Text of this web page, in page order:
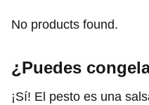
No products found.
¿Puedes
¡Sí! El pesto es una